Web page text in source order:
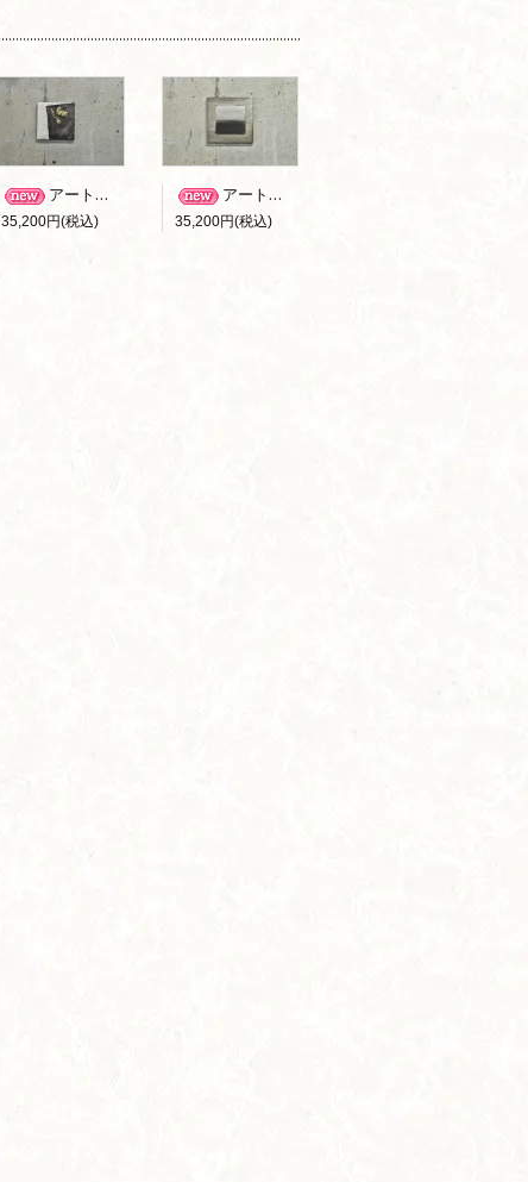
アートパネル B-001
35,200円(税込)
アートパネル B-002
35,200円(税込)